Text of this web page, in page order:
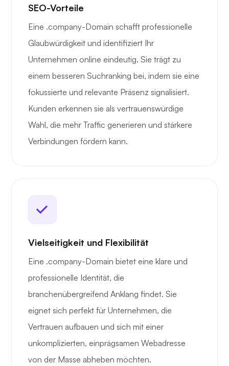
SEO-Vorteile
Eine .company-Domain schafft professionelle
Glaubwürdigkeit und identifiziert Ihr
Unternehmen online eindeutig. Sie trägt zu
einem besseren Suchranking bei, indem sie eine
fokussierte und relevante Präsenz signalisiert.
Kunden erkennen sie als vertrauenswürdige
Wahl, die mehr Traffic generieren und stärkere
Verbindungen fördern kann.
Vielseitigkeit und Flexibilität
Eine .company-Domain bietet eine klare und
professionelle Identität, die
branchenübergreifend Anklang findet. Sie
eignet sich perfekt für Unternehmen, die
Vertrauen aufbauen und sich mit einer
unkomplizierten, einprägsamen Webadresse
von der Masse abheben möchten.